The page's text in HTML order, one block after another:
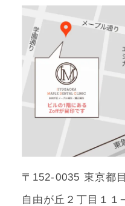
〒152-0035 東京都
自由が丘２丁目１